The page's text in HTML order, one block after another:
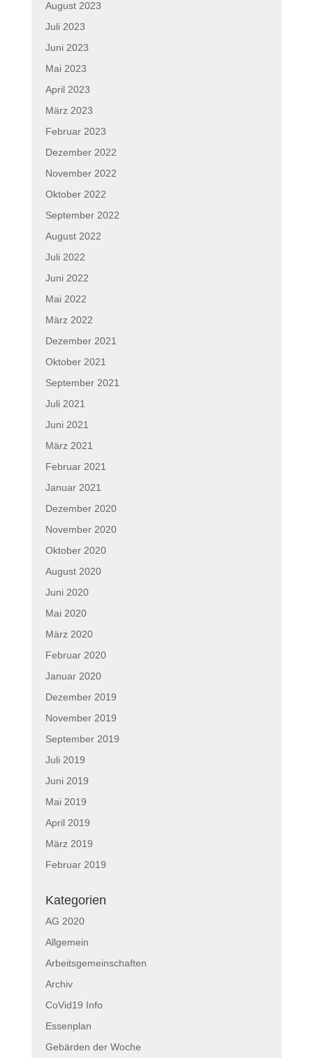
August 2023
Juli 2023
Juni 2023
Mai 2023
April 2023
März 2023
Februar 2023
Dezember 2022
November 2022
Oktober 2022
September 2022
August 2022
Juli 2022
Juni 2022
Mai 2022
März 2022
Dezember 2021
Oktober 2021
September 2021
Juli 2021
Juni 2021
März 2021
Februar 2021
Januar 2021
Dezember 2020
November 2020
Oktober 2020
August 2020
Juni 2020
Mai 2020
März 2020
Februar 2020
Januar 2020
Dezember 2019
November 2019
September 2019
Juli 2019
Juni 2019
Mai 2019
April 2019
März 2019
Februar 2019
Kategorien
AG 2020
Allgemein
Arbeitsgemeinschaften
Archiv
CoVid19 Info
Essenplan
Gebärden der Woche